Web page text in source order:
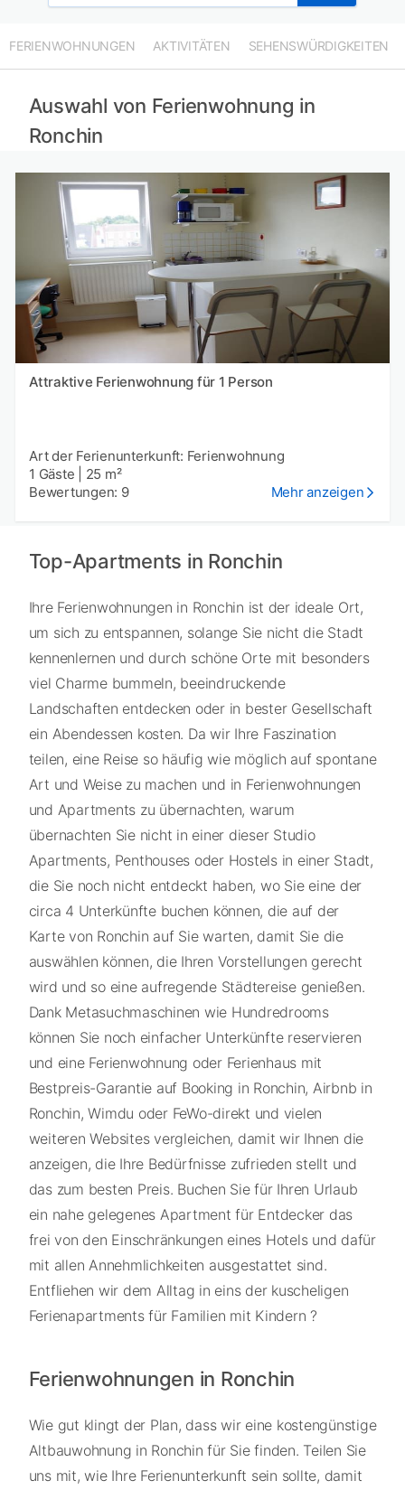
FERIENWOHNUNGEN AKTIVITÄTEN SEHENSWÜRDIGKEITEN
Auswahl von Ferienwohnung in
Ronchin
Attraktive Ferienwohnung für 1 Person
Art der Ferienunterkunft: Ferienwohnung
1 Gäste
25 m²
Bewertungen: 9
Mehr anzeigen
Top-Apartments in Ronchin
Ihre Ferienwohnungen in Ronchin ist der ideale Ort,
um sich zu entspannen, solange Sie nicht die Stadt
kennenlernen und durch schöne Orte mit besonders
viel Charme bummeln, beeindruckende
Landschaften entdecken oder in bester Gesellschaft
ein Abendessen kosten. Da wir Ihre Faszination
teilen, eine Reise so häufig wie möglich auf spontane
Art und Weise zu machen und in Ferienwohnungen
und Apartments zu übernachten, warum
übernachten Sie nicht in einer dieser Studio
Apartments, Penthouses oder Hostels in einer Stadt,
die Sie noch nicht entdeckt haben, wo Sie eine der
circa 4 Unterkünfte buchen können, die auf der
Karte von Ronchin auf Sie warten, damit Sie die
auswählen können, die Ihren Vorstellungen gerecht
wird und so eine aufregende Städtereise genießen.
Dank Metasuchmaschinen wie Hundredrooms
können Sie noch einfacher Unterkünfte reservieren
und eine Ferienwohnung oder Ferienhaus mit
Bestpreis-Garantie auf Booking in Ronchin, Airbnb in
Ronchin, Wimdu oder FeWo-direkt und vielen
weiteren Websites vergleichen, damit wir Ihnen die
anzeigen, die Ihre Bedürfnisse zufrieden stellt und
das zum besten Preis. Buchen Sie für Ihren Urlaub
ein nahe gelegenes Apartment für Entdecker das
frei von den Einschränkungen eines Hotels und dafür
mit allen Annehmlichkeiten ausgestattet sind.
Entfliehen wir dem Alltag in eins der kuscheligen
Ferienapartments für Familien mit Kindern ?
Ferienwohnungen in Ronchin
Wie gut klingt der Plan, dass wir eine kostengünstige
Altbauwohnung in Ronchin für Sie finden. Teilen Sie
uns mit, wie Ihre Ferienunterkunft sein sollte, damit